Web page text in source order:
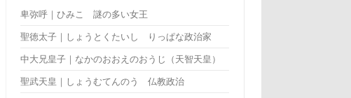
卑弥呼｜ひみこ 謎の多い女王
聖徳太子｜しょうとくたいし りっぱな政治家
中大兄皇子｜なかのおおえのおうじ（天智天皇）
聖武天皇｜しょうむてんのう 仏教政治